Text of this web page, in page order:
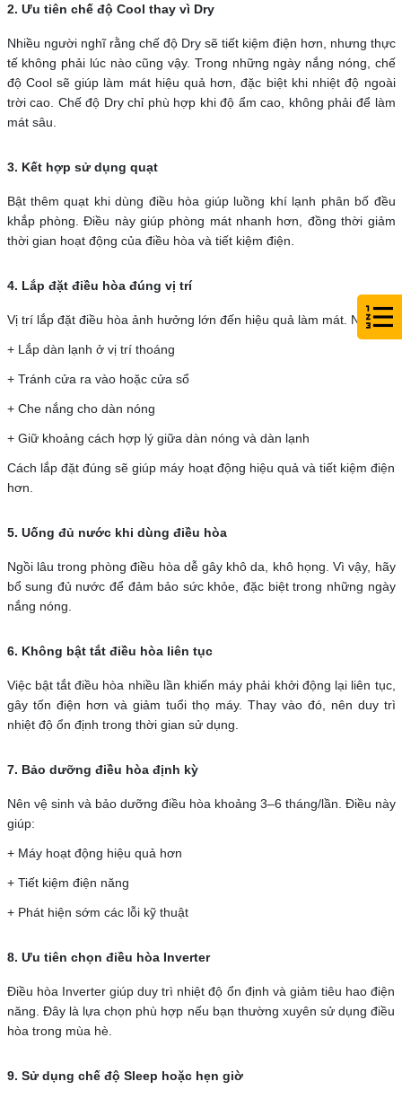
2. Ưu tiên chế độ Cool thay vì Dry
Nhiều người nghĩ rằng chế độ Dry sẽ tiết kiệm điện hơn, nhưng thực
tế không phải lúc nào cũng vậy. Trong những ngày nắng nóng, chế
độ Cool sẽ giúp làm mát hiệu quả hơn, đặc biệt khi nhiệt độ ngoài
trời cao. Chế độ Dry chỉ phù hợp khi độ ẩm cao, không phải để làm
mát sâu.
3. Kết hợp sử dụng quạt
Bật thêm quạt khi dùng điều hòa giúp luồng khí lạnh phân bố đều
khắp phòng. Điều này giúp phòng mát nhanh hơn, đồng thời giảm
thời gian hoạt động của điều hòa và tiết kiệm điện.
4. Lắp đặt điều hòa đúng vị trí
Vị trí lắp đặt điều hòa ảnh hưởng lớn đến hiệu quả làm mát. Nên:
+ Lắp dàn lạnh ở vị trí thoáng
+ Tránh cửa ra vào hoặc cửa sổ
+ Che nắng cho dàn nóng
+ Giữ khoảng cách hợp lý giữa dàn nóng và dàn lạnh
Cách lắp đặt đúng sẽ giúp máy hoạt động hiệu quả và tiết kiệm điện
hơn.
5. Uống đủ nước khi dùng điều hòa
Ngồi lâu trong phòng điều hòa dễ gây khô da, khô họng. Vì vậy, hãy
bổ sung đủ nước để đảm bảo sức khỏe, đặc biệt trong những ngày
nắng nóng.
6. Không bật tắt điều hòa liên tục
Việc bật tắt điều hòa nhiều lần khiến máy phải khởi động lại liên tục,
gây tốn điện hơn và giảm tuổi thọ máy. Thay vào đó, nên duy trì
nhiệt độ ổn định trong thời gian sử dụng.
7. Bảo dưỡng điều hòa định kỳ
Nên vệ sinh và bảo dưỡng điều hòa khoảng 3–6 tháng/lần. Điều này
giúp:
+ Máy hoạt động hiệu quả hơn
+ Tiết kiệm điện năng
+ Phát hiện sớm các lỗi kỹ thuật
8. Ưu tiên chọn điều hòa Inverter
Điều hòa Inverter giúp duy trì nhiệt độ ổn định và giảm tiêu hao điện
năng. Đây là lựa chọn phù hợp nếu bạn thường xuyên sử dụng điều
hòa trong mùa hè.
9. Sử dụng chế độ Sleep hoặc hẹn giờ